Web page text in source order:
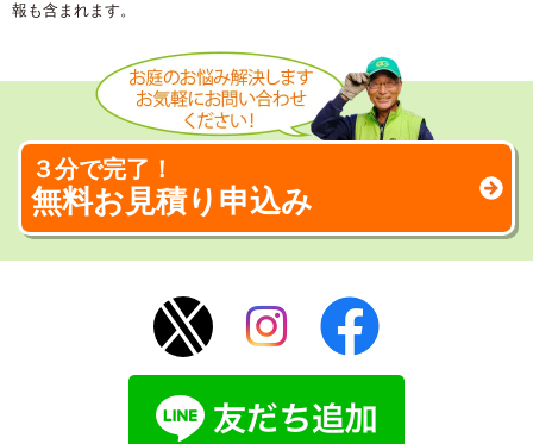
報も含まれます。
３分で完了！
無料お見積り申込み